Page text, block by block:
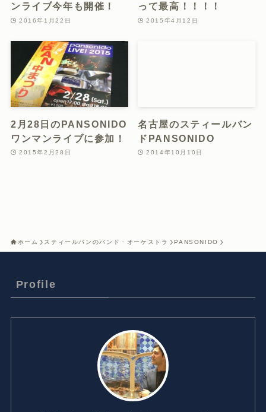
ンライブ今年も開催！
2016年1月22日
って最高！！！！
2015年4月12日
2月28日のPANSONIDO
ワンマンライブに参加！
2015年2月28日
名古屋のスティールバン
ドPANSONIDO
2014年10月10日
ホーム スティールパンのバンド・オーケストラ PANSONIDO
Profile